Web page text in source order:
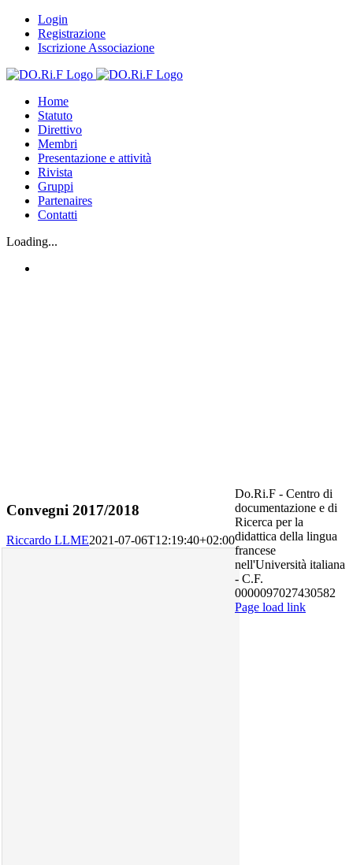
Salta
contenuto
Login
Registrazione
Iscrizione Associazione
Home
Statuto
Direttivo
Membri
Presentazione e attività
Rivista
Gruppi
Partenaires
Contatti
Loading...
Convegni 2017/2018
Riccardo LLME2021-07-06T12:19:40+02:00
Do.Ri.F - Centro di
documentazione e di
Ricerca per la
didattica della lingua
francese
nell'Università italiana
- C.F.
0000097027430582
Page load link